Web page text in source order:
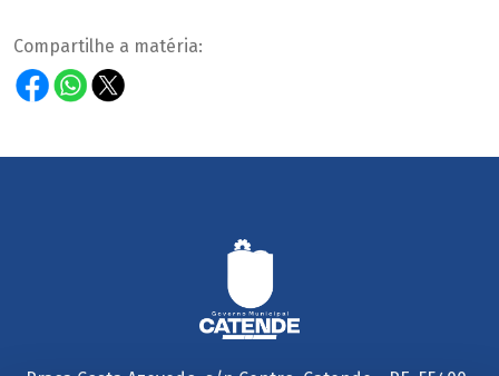
Compartilhe a matéria: